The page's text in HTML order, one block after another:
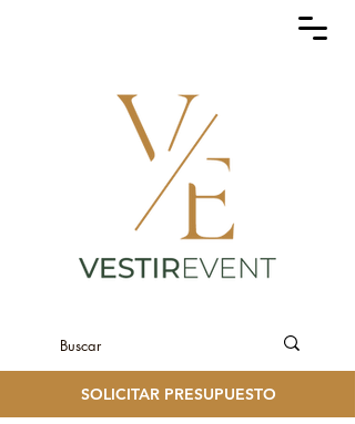
SOLICITAR PRESUPUESTO